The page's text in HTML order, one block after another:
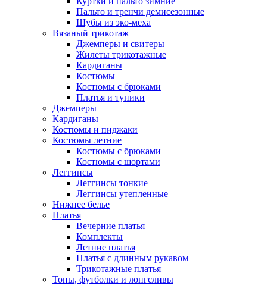
Пальто и тренчи демисезонные
Шубы из эко-меха
Вязаный трикотаж
Джемперы и свитеры
Жилеты трикотажные
Кардиганы
Костюмы
Костюмы с брюками
Платья и туники
Джемперы
Кардиганы
Костюмы и пиджаки
Костюмы летние
Костюмы с брюками
Костюмы с шортами
Леггинсы
Леггинсы тонкие
Леггинсы утепленные
Нижнее белье
Платья
Вечерние платья
Комплекты
Летние платья
Платья с длинным рукавом
Трикотажные платья
Топы, футболки и лонгсливы